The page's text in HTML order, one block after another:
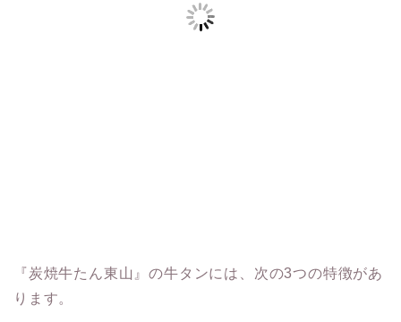
『炭焼牛たん東山』の牛タンには、次の3つの特徴があ
ります。